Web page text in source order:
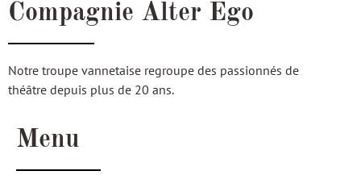
Compagnie Alter Ego
Notre troupe vannetaise regroupe des passionnés de
théâtre depuis plus de 20 ans.
Menu